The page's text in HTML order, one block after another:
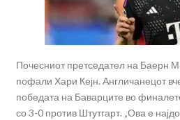
Почесниот претседател на Баерн
пофали Хари Кејн. Англичанецот
победата на Баварците во
со 3-0 против Штутгарт. „Ова е